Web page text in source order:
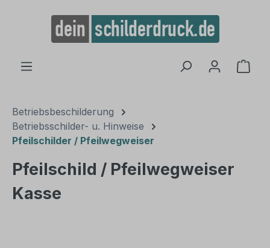
springen
Betriebsbeschilderung
Betriebsschilder- u. Hinweise
Pfeilschilder / Pfeilwegweiser
Pfeilschild / Pfeilwegweiser
Kasse